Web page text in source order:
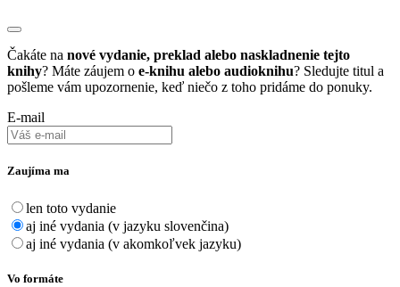
Čakáte na nové vydanie, preklad alebo naskladnenie tejto
knihy? Máte záujem o e-knihu alebo audioknihu? Sledujte titul a
pošleme vám upozornenie, keď niečo z toho pridáme do ponuky.
E-mail
Zaujíma ma
len toto vydanie
aj iné vydania (v jazyku slovenčina)
aj iné vydania (v akomkoľvek jazyku)
Vo formáte